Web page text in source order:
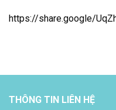
https://share.google/
THÔNG TIN LIÊN HỆ